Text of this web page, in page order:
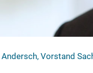
Vorstand